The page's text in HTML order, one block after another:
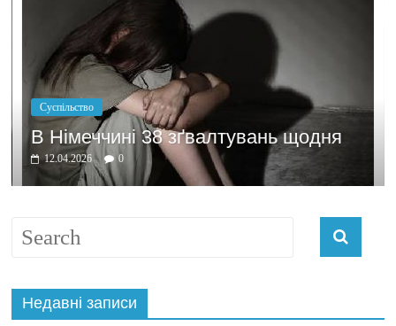
зґвалтувань щодня
Політика
Бажання
домовлятись
03.04.2026
Недавні записи